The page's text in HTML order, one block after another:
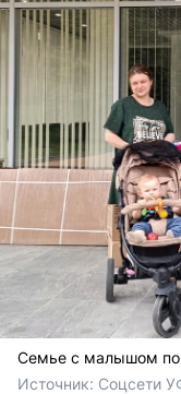
Семье с малышом
Источник: Соцсети